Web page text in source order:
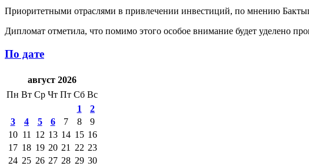
Приоритетными отраслями в привлечении инвестиций, по мнению
Дипломат отметила, что помимо этого особое внимание будет
По дате
август 2026
Пн Вт Ср Чт Пт Сб Вс
1
2
3
4 5 6 7 8
9
10 11 12 13 14 15 16
17 18 19 20 21 22 23
24 25 26 27 28 29 30